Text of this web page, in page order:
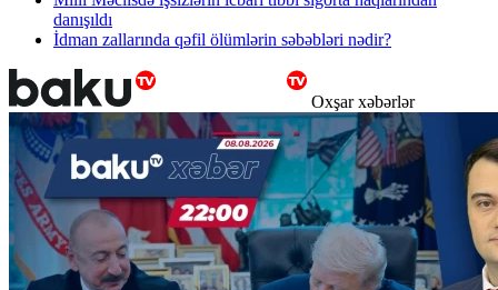
danışıldı
İdman zallarında qəfil ölümlərin səbəbləri nədir?
Oxşar xəbərlər